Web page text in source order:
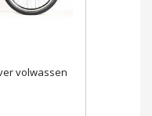
volwassen